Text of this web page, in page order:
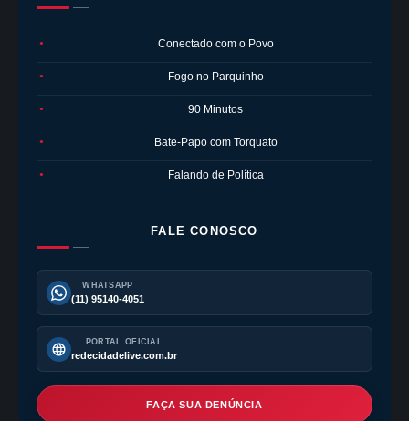
● Conectado com o Povo
● Fogo no Parquinho
● 90 Minutos
● Bate-Papo com Torquato
● Falando de Política
FALE CONOSCO
WHATSAPP
(11) 95140-4051
PORTAL OFICIAL
redecidadelive.com.br
FAÇA SUA DENÚNCIA